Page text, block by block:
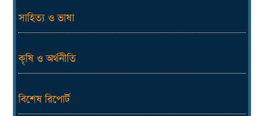
সাহিত্য ও ভাষা
কৃষি ও অর্থনীতি
বিশেষ রিপোর্ট